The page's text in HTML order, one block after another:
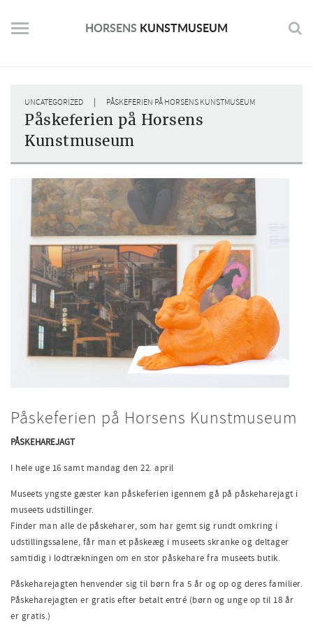
content
HORSENS KUNSTMUSEUM
UNCATEGORIZED | PÅSKEFERIEN PÅ HORSENS KUNSTMUSEUM
Påskeferien på Horsens
Kunstmuseum
Påskeferien på Horsens Kunstmuseum
PÅSKEHAREJAGT
I hele uge 16 samt mandag den 22. april
Museets yngste gæster kan påskeferien igennem gå på påskeharejagt i
museets udstillinger.
Finder man alle de påskeharer, som har gemt sig rundt omkring i
udstillingssalene, får man et påskeæg i museets skranke og deltager
samtidig i lodtrækningen om en stor påskehare fra museets butik.
Påskeharejagten henvender sig til børn fra 5 år og op og deres familier.
Påskeharejagten er gratis efter betalt entré (børn og unge op til 18 år
er gratis.)